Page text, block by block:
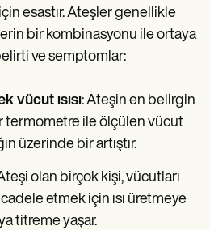
esastır. Ateşler genellikle
bir kombinasyonu ile ortaya
ve semptomlar:
vücut ısısı: Ateşin en belirgin
termometre ile ölçülen vücut
üzerinde bir artıştır.
olan birçok kişi, vücutları
etmek için ısı üretmeye
titreme yaşar.